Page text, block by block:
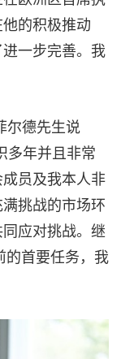
的积极推动
一步完善。我
尔德先生说
多年并且非常
员及我本人非
挑战的市场环
应对挑战。继
的首要任务，我